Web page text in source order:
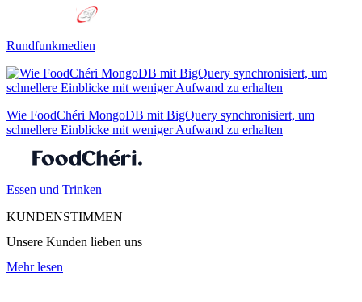
Rundfunkmedien
Wie FoodChéri MongoDB mit BigQuery synchronisiert, um
schnellere Einblicke mit weniger Aufwand zu erhalten
Essen und Trinken
KUNDENSTIMMEN
Unsere Kunden lieben uns
Mehr lesen